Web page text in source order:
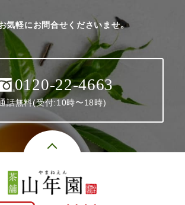
気軽にお問合せくださいませ。
0120-22-4663
話無料(受付:10時〜18時)